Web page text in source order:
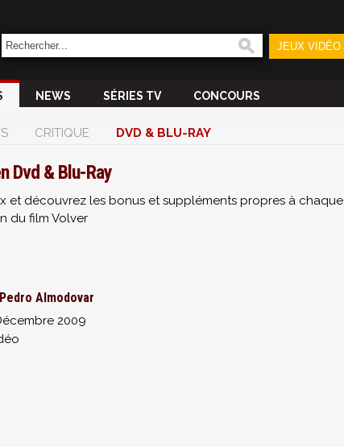
JEUX VIDÉO
NEWS SÉRIES TV CONCOURS
CRITIQUE DVD & BLU-RAY
Dvd & Blu-Ray
et découvrez les bonus et suppléments propres à chaque
du film Volver
Almodovar
2009